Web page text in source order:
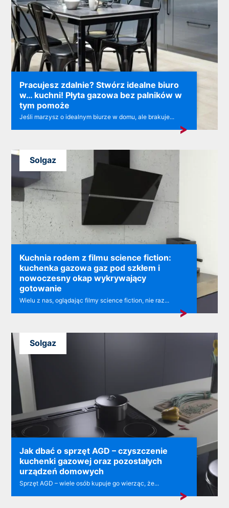
Pracujesz zdalnie? Stwórz idealne biuro
w… kuchni! Płyta gazowa bez palników w
tym pomoże
Jeśli marzysz o idealnym biurze w domu, ale brakuje...
Kuchnia rodem z filmu science fiction:
kuchenka gazowa gaz pod szkłem i
nowoczesny okap wykrywający
gotowanie
Wielu z nas, oglądając filmy science fiction, nie raz...
Solgaz
Jak dbać o sprzęt AGD – czyszczenie
kuchenki gazowej oraz pozostałych
urządzeń domowych
Sprzęt AGD – wiele osób kupuje go wierząc, że...
Solgaz